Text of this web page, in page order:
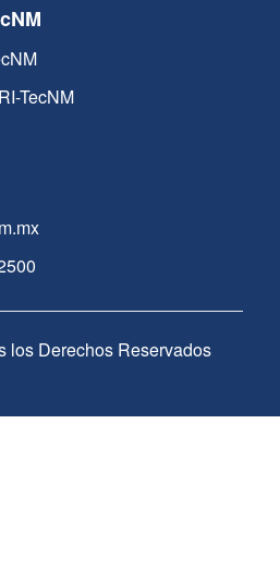
TecNM
los Derechos Reservados